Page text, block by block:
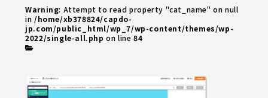
Warning: Attempt to read property "cat_name" on null
in/home/xb378824/capdo-
jp.com/public_html/wp_7/wp-content/themes/wp-
2022/single-all.php on line84